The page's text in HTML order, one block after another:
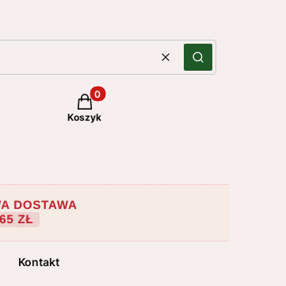
WyczyśćSzukaj
Produkty w koszyku: 0. Zobacz
Koszyk
Kontakt